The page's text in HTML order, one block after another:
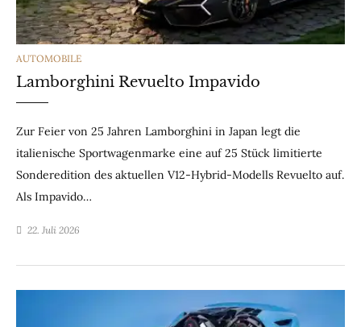
CATEGORIES
AUTOMOBILE
Lamborghini Revuelto Impavido
Zur Feier von 25 Jahren Lamborghini in Japan legt die
italienische Sportwagenmarke eine auf 25 Stück limitierte
Sonderedition des aktuellen V12-Hybrid-Modells Revuelto auf.
Als Impavido…
22. Juli 2026